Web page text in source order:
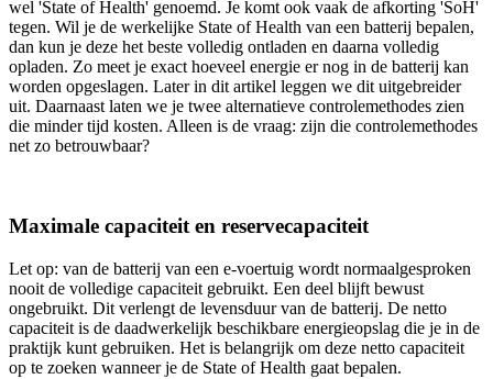
wel 'State of Health' genoemd. Je komt ook vaak de afkorting 'SoH'
tegen. Wil je de werkelijke State of Health van een batterij bepalen,
dan kun je deze het beste volledig ontladen en daarna volledig
opladen. Zo meet je exact hoeveel energie er nog in de batterij kan
worden opgeslagen. Later in dit artikel leggen we dit uitgebreider
uit. Daarnaast laten we je twee alternatieve controlemethodes zien
die minder tijd kosten. Alleen is de vraag: zijn die controlemethodes
net zo betrouwbaar?
Maximale capaciteit en reservecapaciteit
Let op: van de batterij van een e-voertuig wordt normaalgesproken
nooit de volledige capaciteit gebruikt. Een deel blijft bewust
ongebruikt. Dit verlengt de levensduur van de batterij. De netto
capaciteit is de daadwerkelijk beschikbare energieopslag die je in de
praktijk kunt gebruiken. Het is belangrijk om deze netto capaciteit
op te zoeken wanneer je de State of Health gaat bepalen.